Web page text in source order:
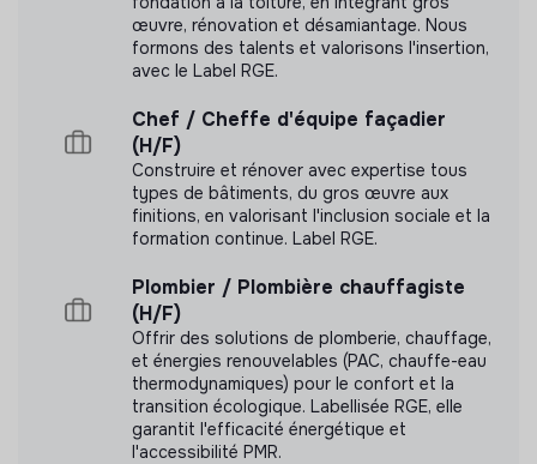
Culture de feedback ouvert
Flexibilité et adaptation organisationnelle
Gestion collaborative de projets
Systèmes de rémunération transparents et
équitables
Transparence financière
Documents
N'a pas encore communiqué de documents de
transparence
œuvre, rénovation et désamiantage. Nous
formons des talents et valorisons l'insertion,
avec le Label RGE.
Chef / Cheffe d'équipe façadier
(H/F)
Construire et rénover avec expertise tous
types de bâtiments, du gros œuvre aux
finitions, en valorisant l'inclusion sociale et la
formation continue. Label RGE.
Plombier / Plombière chauffagiste
(H/F)
Offrir des solutions de plomberie, chauffage,
et énergies renouvelables (PAC, chauffe-eau
thermodynamiques) pour le confort et la
transition écologique. Labellisée RGE, elle
garantit l'efficacité énergétique et
l'accessibilité PMR.